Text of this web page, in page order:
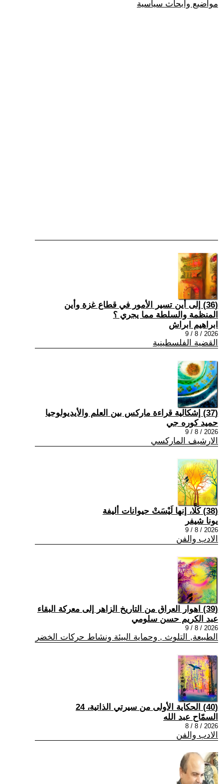
مواضيع وابحاث سياسية
(36) إلى أين تسير الأمور في قطاع غزة وأين
المنظمة والسلطة مما يجري ؟
ابراهيم ابراش
2026 / 8 / 9
القضية الفلسطينية
(37) إشكالية قراءة ماركس بين العلم والأيديولوجيا
حميد كوره جي
2026 / 8 / 9
الارشيف الماركسي
(38) كَلَّا، إنها لَيْسَتْ حيوانات أليفة
يونا شيفر
2026 / 8 / 9
الادب والفن
(39) اهوار العراق من التاريخ الزاهر إلى معركة البقاء
عبد الكريم حسن سلومي
2026 / 8 / 9
الطبيعة, التلوث , وحماية البيئة ونشاط حركات الخضر
(40) الحكاية الأولى من سيرتي الذاتية، 24
السمّاح عبد الله
2026 / 8 / 8
الادب والفن